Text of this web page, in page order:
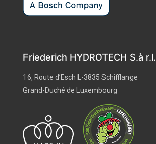
Friederich HYDROTECH S.à r.l.
16, Route d’Esch L-3835 Schifflange
Grand-Duché de Luxembourg